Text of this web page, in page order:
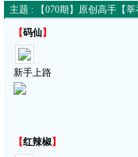
主题 : 【070期】原创高手【
【码仙】
新手上路
【红辣椒】